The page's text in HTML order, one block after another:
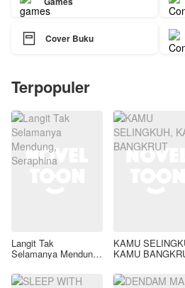
 Cover Buku
Terpopuler
Langit Tak
Selamanya Mendung,
KAMU
KAMU